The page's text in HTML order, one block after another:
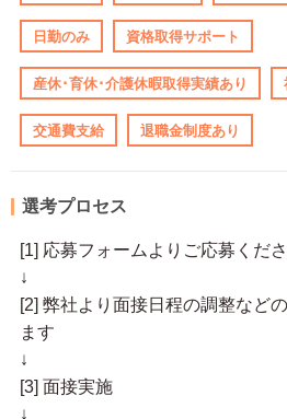
日勤のみ 資格取得サポート
産休･育休･介護休暇取得実績あり
交通費支給 退職金制度あり
選考プロセス
[1] 応募フォームよりご応募くだ
↓
[2] 弊社より面接日程の調整など
ます
↓
[3] 面接実施
↓